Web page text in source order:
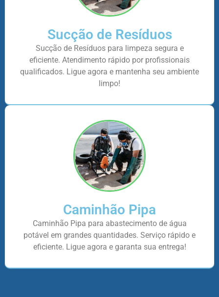
Sucção de Resíduos
Sucção de Resíduos para limpeza segura e
eficiente. Atendimento rápido por profissionais
qualificados. Ligue agora e mantenha seu ambiente
limpo!
Caminhão Pipa
Caminhão Pipa para abastecimento de água
potável em grandes quantidades. Serviço rápido e
eficiente. Ligue agora e garanta sua entrega!